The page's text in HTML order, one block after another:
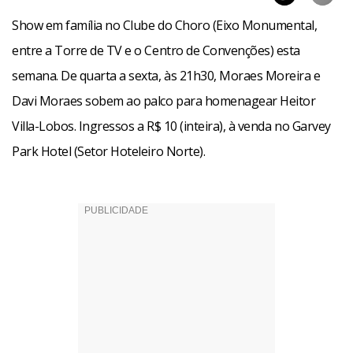
Show em família no Clube do Choro (Eixo Monumental,
entre a Torre de TV e o Centro de Convenções) esta
semana. De quarta a sexta, às 21h30, Moraes Moreira e
Davi Moraes sobem ao palco para homenagear Heitor
Villa-Lobos. Ingressos a R$ 10 (inteira), à venda no Garvey
Park Hotel (Setor Hoteleiro Norte).